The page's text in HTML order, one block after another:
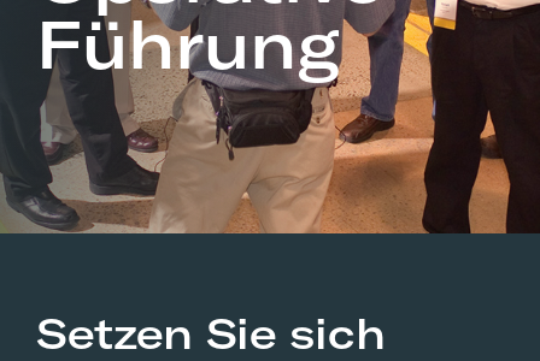
Führung
Setzen Sie sich